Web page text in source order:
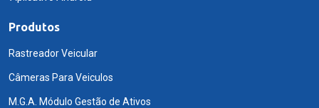
Produtos
Rastreador Veicular
Câmeras Para Veiculos
M.G.A. Módulo Gestão de Ativos